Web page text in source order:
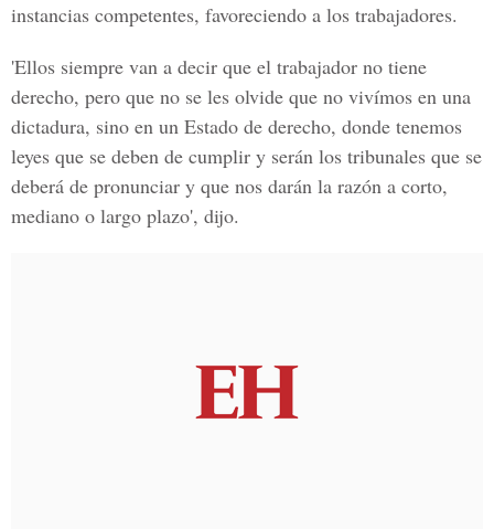
instancias competentes, favoreciendo a los trabajadores.
'Ellos siempre van a decir que el trabajador no tiene
derecho, pero que no se les olvide que no vivímos en una
dictadura, sino en un Estado de derecho, donde tenemos
leyes que se deben de cumplir y serán los tribunales que se
deberá de pronunciar y que nos darán la razón a corto,
mediano o largo plazo', dijo.